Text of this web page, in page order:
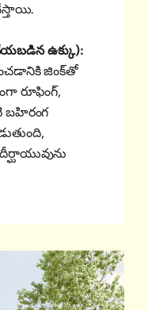
ఉక్కు):
జింక్‌తో
రూఫింగ్,
బహిరంగ